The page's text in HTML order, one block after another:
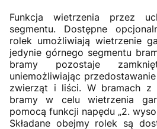
Funkcja wietrzenia przez
segmentu. Dostępne
rolek umożliwiają wietrzenie
jedynie górnego segmentu
bramy pozostaje
uniemożliwiając
zwierząt i liści. W bramach z
bramy w celu wietrzenia
pomocą funkcji napędu „2.
Składane obejmy rolek są